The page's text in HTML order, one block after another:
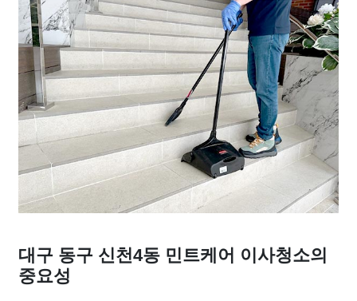
대구 동구 신천4동 민트케어 이사청소의
중요성